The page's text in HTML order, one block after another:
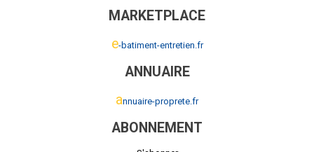
MARKETPLACE
e-batiment-entretien.fr
ANNUAIRE
annuaire-proprete.fr
ABONNEMENT